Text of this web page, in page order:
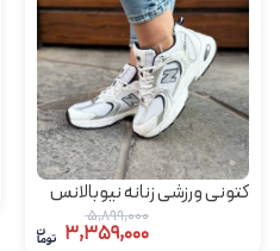
کتونی ورزشی زنانه نیوبالانس
5,899,000
3,359,000